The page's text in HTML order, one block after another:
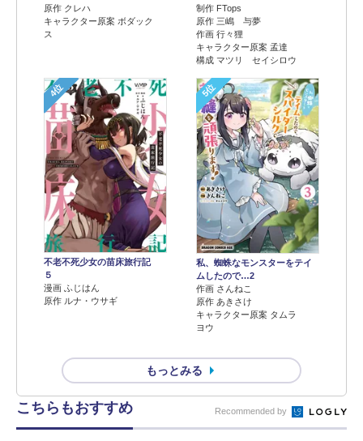
原作 クレハ
キャラクター原案 ボダック
ス
制作 FTops
原作 三嶋 与夢
作画 行々狸
キャラクター原案 孟達
構成 マツリ セイシロウ
4位
不老不死少女の苗床旅行記
５
漫画 ふじはん
原作 ルナ・ウサギ
5位
私、蜘蛛なモンスターをテイ
ムしたので…2
作画 さんねこ
原作 あきさけ
キャラクター原案 タムラ
ヨウ
もっとみる
こちらもおすすめ Recommended by